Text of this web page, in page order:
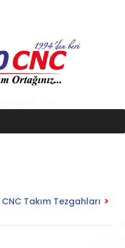
CNC Takım Tezgahları >